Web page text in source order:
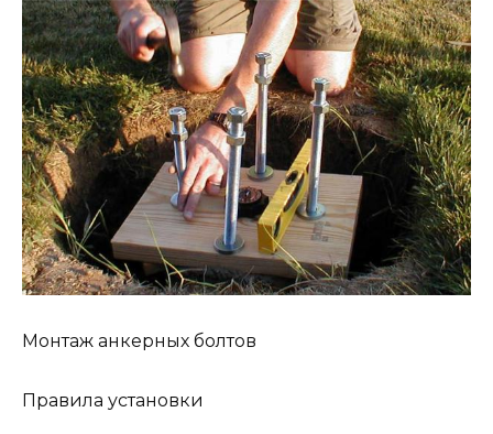
Монтаж анкерных болтов
Правила установки